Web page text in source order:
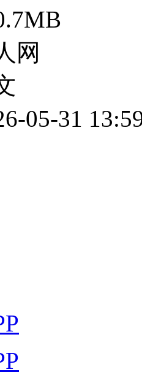
网
05-31